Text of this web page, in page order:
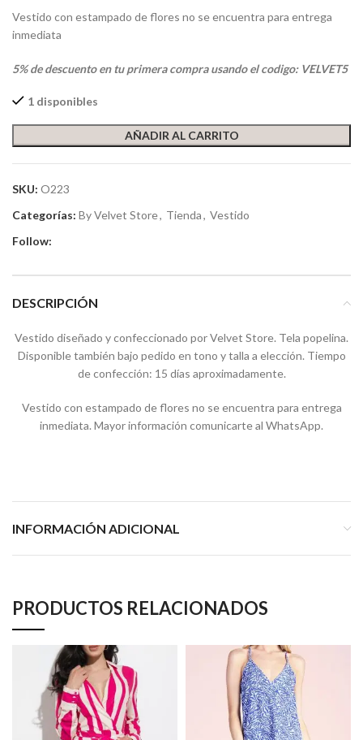
Vestido con estampado de flores no se encuentra para entrega
inmediata
5% de descuento en tu primera compra usando el codigo: VELVET5
1 disponibles
AÑADIR AL CARRITO
SKU: O223
Categorías: By Velvet Store, Tienda, Vestido
Follow:
DESCRIPCIÓN
Vestido diseñado y confeccionado por Velvet Store. Tela popelina.
Disponible también bajo pedido en tono y talla a elección. Tiempo
de confección: 15 días aproximadamente.
Vestido con estampado de flores no se encuentra para entrega
inmediata. Mayor información comunicarte al WhatsApp.
INFORMACIÓN ADICIONAL
PRODUCTOS RELACIONADOS